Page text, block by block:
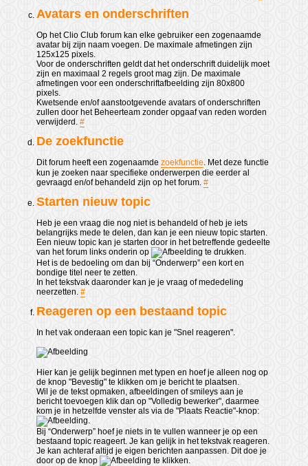
Avatars en onderschriften
Op het Clio Club forum kan elke gebruiker een zogenaamde
avatar bij zijn naam voegen. De maximale afmetingen zijn
125x125 pixels.
Voor de onderschriften geldt dat het onderschrift duidelijk moet
zijn en maximaal 2 regels groot mag zijn. De maximale
afmetingen voor een onderschriftafbeelding zijn 80x800
pixels.
Kwetsende en/of aanstootgevende avatars of onderschriften
zullen door het Beheerteam zonder opgaaf van reden worden
verwijderd. #
De zoekfunctie
Dit forum heeft een zogenaamde zoekfunctie . Met deze functie
kun je zoeken naar specifieke onderwerpen die eerder al
gevraagd en/of behandeld zijn op het forum. #
Starten nieuw topic
Heb je een vraag die nog niet is behandeld of heb je iets
belangrijks mede te delen, dan kan je een nieuw topic starten.
Een nieuw topic kan je starten door in het betreffende gedeelte
van het forum links onderin op
te drukken.
Het is de bedoeling om dan bij “Onderwerp” een kort en
bondige titel neer te zetten.
In het tekstvak daaronder kan je je vraag of mededeling
neerzetten. #
Reageren op een bestaand topic
In het vak onderaan een topic kan je "Snel reageren".
Hier kan je gelijk beginnen met typen en hoef je alleen nog op
de knop "Bevestig" te klikken om je bericht te plaatsen.
Wil je de tekst opmaken, afbeeldingen of smileys aan je
bericht toevoegen klik dan op "Volledig bewerker", daarmee
kom je in hetzelfde venster als via de "Plaats Reactie"-knop:
Bij “Onderwerp” hoef je niets in te vullen wanneer je op een
bestaand topic reageert. Je kan gelijk in het tekstvak reageren.
Je kan achteraf altijd je eigen berichten aanpassen. Dit doe je
door op de knop
te klikken.